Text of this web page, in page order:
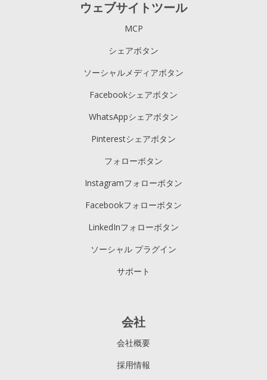
ウェブサイトツール
MCP
シェアボタン
ソーシャルメディアボタン
Facebookシェアボタン
WhatsAppシェアボタン
Pinterestシェアボタン
フォローボタン
Instagramフォローボタン
Facebookフォローボタン
LinkedInフォローボタン
ソーシャル プラグイン
サポート
会社
会社概要
採用情報